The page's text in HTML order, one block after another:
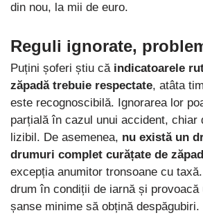
din nou, la mii de euro.
Reguli ignorate,
Puțini șoferi știu că indicatoarele
zăpadă trebuie respectate, atâta
este recognoscibilă. Ignorarea lor
parțială în cazul unui accident, chiar
lizibil. De asemenea, nu există un
drumuri complet curățate de
excepția anumitor tronsoane cu
drum în condiții de iarnă și provoacă
șanse minime să obțină despăgubiri.